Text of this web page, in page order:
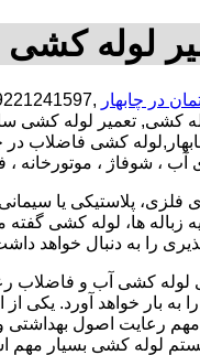
لوله کشی
در چابهار
کشی, تعمیر لوله
کشی
، شوفاژ ،
فلزی، پلاستیکی یا
ها، لوله کشی
را به دنبال خواهد
کشی آب و فاضلاب
بار خواهد آورد. یکی
مهم رعایت اصول
لوله کشی بسیار مهم